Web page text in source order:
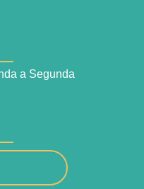
a Segunda